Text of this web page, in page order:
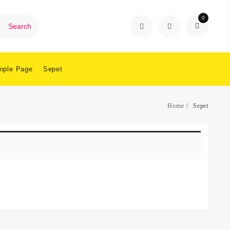
Search
0
Page Sepet
Home Sepet